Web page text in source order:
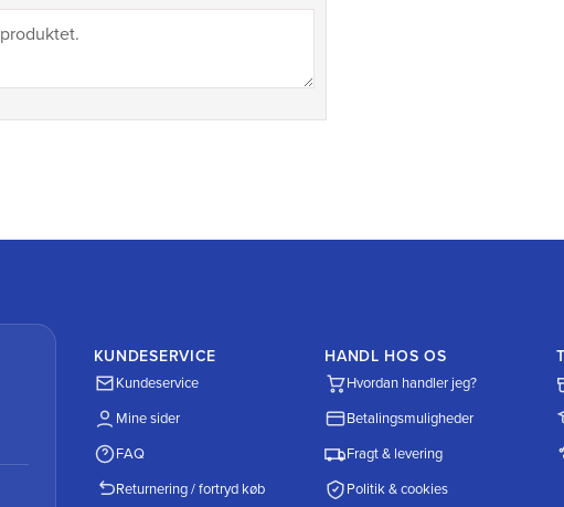
KUNDESERVICE
Kundeservice
Mine sider
FAQ
Returnering / fortryd køb
HANDL HOS OS
Hvordan handler jeg?
Betalingsmuligheder
Fragt & levering
Politik & cookies